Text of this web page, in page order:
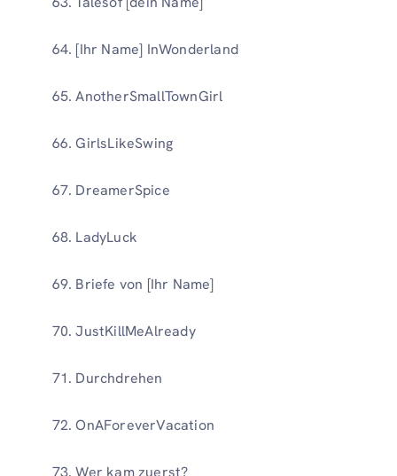
[Ihr Name] InWonderland
AnotherSmallTownGirl
GirlsLikeSwing
DreamerSpice
LadyLuck
Briefe von [Ihr Name]
JustKillMeAlready
Durchdrehen
OnAForeverVacation